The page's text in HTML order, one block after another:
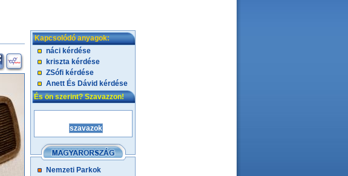
Kapcsolódó anyagok:
náci kérdése
kriszta kérdése
ZSófi kérdése
Anett És Dávid kérdése
És ön szerint? Szavazzon!
Nemzeti Parkok